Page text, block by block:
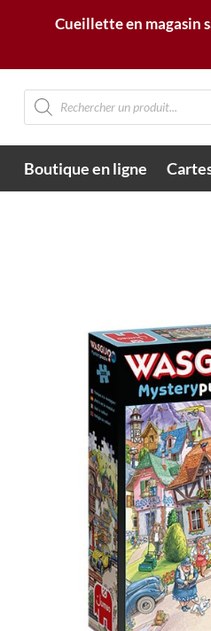
Cueillette en magasin
Recherche
de
produits
Boutique en ligne